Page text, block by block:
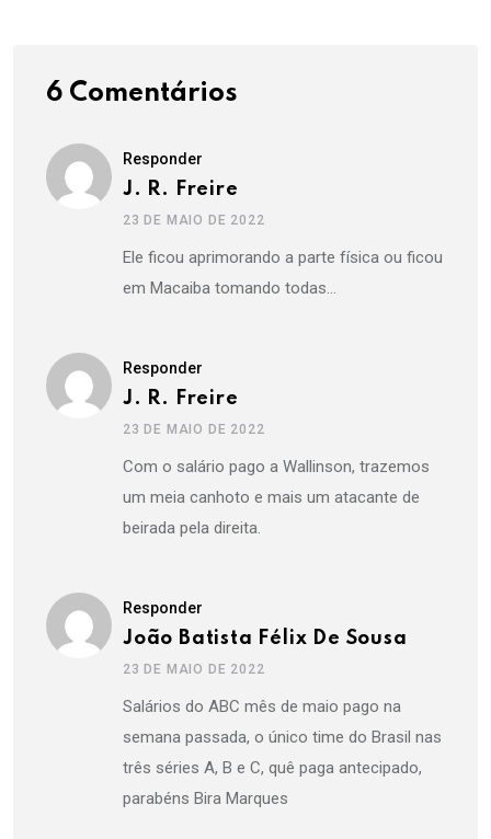
6 Comentários
Responder
J. R. Freire
23 DE MAIO DE 2022
Ele ficou aprimorando a parte física ou ficou
em Macaiba tomando todas…
Responder
J. R. Freire
23 DE MAIO DE 2022
Com o salário pago a Wallinson, trazemos
um meia canhoto e mais um atacante de
beirada pela direita.
Responder
João Batista Félix De Sousa
23 DE MAIO DE 2022
Salários do ABC mês de maio pago na
semana passada, o único time do Brasil nas
três séries A, B e C, quê paga antecipado,
parabéns Bira Marques